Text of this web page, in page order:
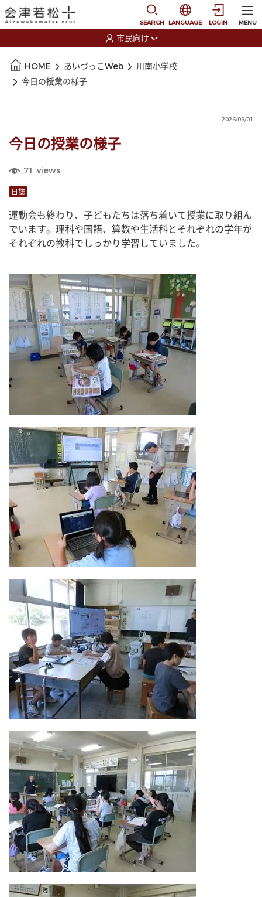
SEARCH
選択すると言語の切
LANGUAGE LOGIN MENU
市民向け
HOME あいづっこWeb
川南小学校
今日の授業の様子
2026/06/01
今日の授業の様子
71 views
日誌
運動会も終わり、子どもたちは落ち着いて授業に取り組ん
でいます。理科や国語、算数や生活科とそれぞれの学年が
それぞれの教科でしっかり学習していました。